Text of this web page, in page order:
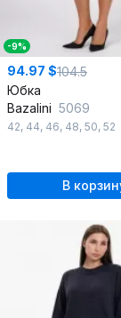
-9%
94.97 $104.5
Юбка
Bazalini 5069
42, 44, 46, 48, 50, 52
В